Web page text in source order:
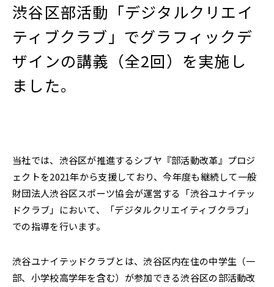
渋谷区部活動「デジタルクリエイ
ティブクラブ」でグラフィックデ
ザインの講義（全2回）を実施し
ました。
当社では、渋谷区が推進するシブヤ『部活動改革』プロジ
ェクトを2021年から支援しており、今年度も継続して一般
財団法人​​渋谷区スポーツ協会が運営する「渋谷ユナイテッ
ドクラブ」において、「デジタルクリエイティブクラブ」
での指導を行います。
渋谷ユナイテッドクラブとは、渋谷区内在住の中学生（一
部、小学校高学年を含む）が参加できる渋谷区の部活動改
年別
2026年 2025年
2024年 2023年